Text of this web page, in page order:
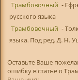
Трамбовочный -
русского языка
Трамбовочный -
языка. Под ред. Д. Н.
Оставьте Ваше
ошибку в статье о